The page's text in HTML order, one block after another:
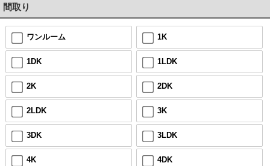
間取り
ワンルーム 1K
1DK 1LDK
2K 2DK
2LDK 3K
3DK 3LDK
4K 4DK